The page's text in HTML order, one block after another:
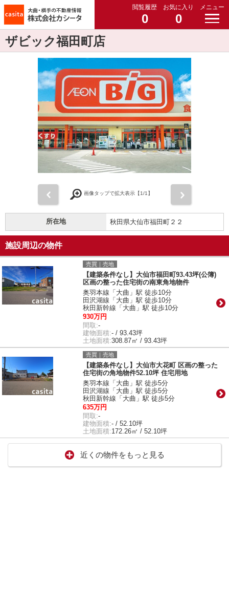
閲覧履歴
0
お気に入り
0
メニュー
ザビック福田町店
画像タップで拡大表示【1/1】
所在地 秋田県大仙市福田町２２
施設周辺の物件
売買｜売地
【建築条件なし】大仙市福田町93.43坪(公簿)
区画の整った住宅街の南東角地物件
奥羽本線「大曲」駅 徒歩10分
田沢湖線「大曲」駅 徒歩10分
秋田新幹線「大曲」駅 徒歩10分
930万円
間取:-
建物面積:- / 93.43坪
土地面積:308.87㎡ / 93.43坪
売買｜売地
【建築条件なし】大仙市大花町 区画の整った
住宅街の角地物件52.10坪 住宅用地
奥羽本線「大曲」駅 徒歩5分
田沢湖線「大曲」駅 徒歩5分
秋田新幹線「大曲」駅 徒歩5分
635万円
間取:-
建物面積:- / 52.10坪
土地面積:172.26㎡ / 52.10坪
近くの物件をもっと見る